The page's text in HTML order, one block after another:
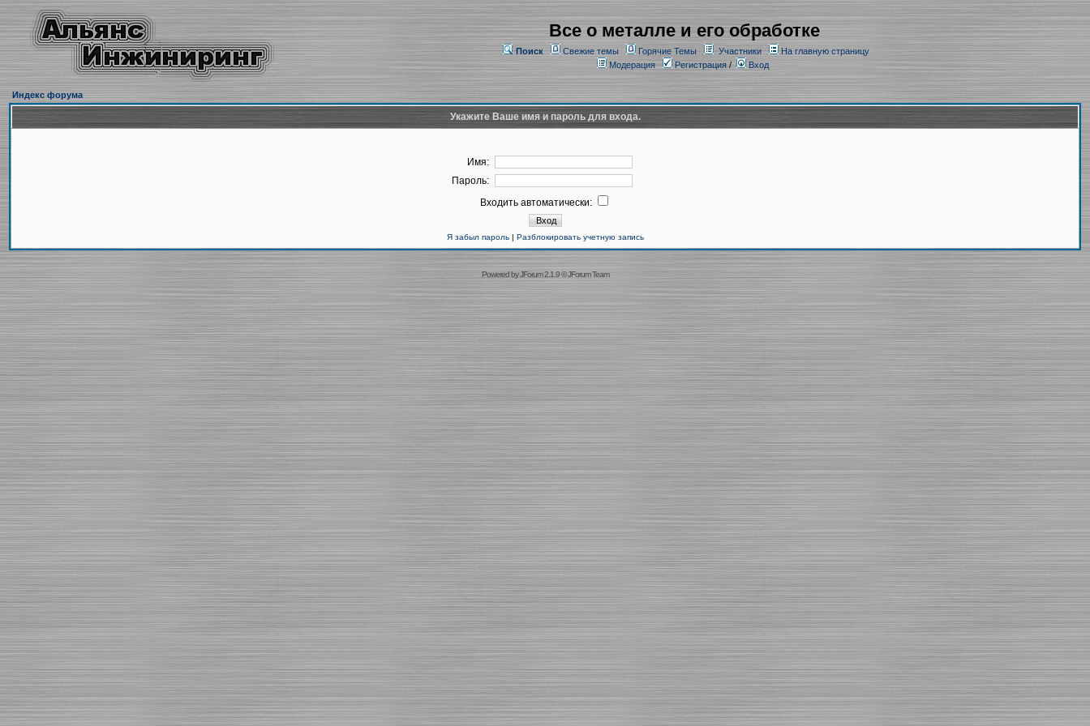
Все о металле и его обработке
Поиск Свежие темы Горячие Темы Участники
На главную страницу
Модерация
Регистрация/ Вход
Индекс форума
Укажите Ваше имя и пароль для входа.
Имя:
Пароль:
Входить автоматически:
Я забыл пароль| Разблокировать учетную запись
Powered byJForum 2.1.9©JForum Team